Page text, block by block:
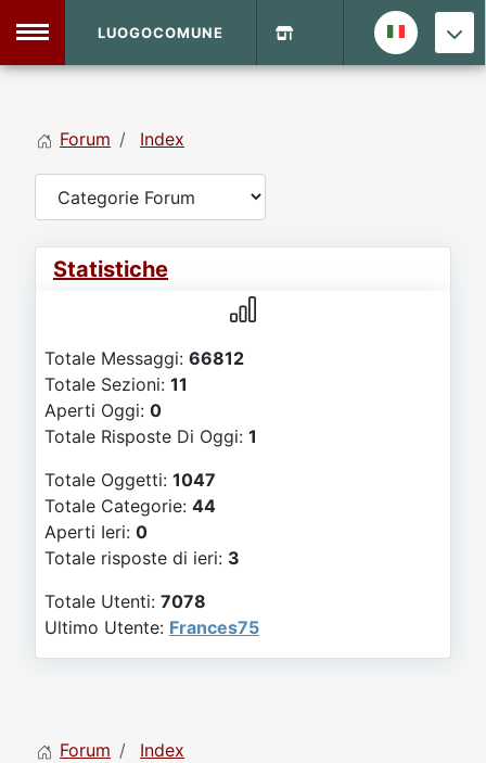
Vecchio Sito
Forum
LUOGOCOMUNE
Forum Index
Statistiche
Totale Messaggi: 66812
Totale Sezioni: 11
Aperti Oggi: 0
Totale Risposte Di Oggi: 1
Totale Oggetti: 1047
Totale Categorie: 44
Aperti Ieri: 0
Totale risposte di ieri: 3
Totale Utenti: 7078
Ultimo Utente: Frances75
Forum Index